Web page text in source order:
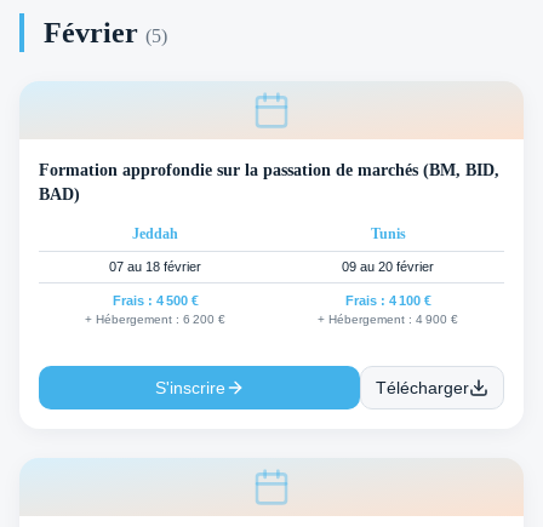
Février (5)
Formation approfondie sur la passation de marchés (BM, BID,
BAD)
Jeddah Tunis
07 au 18 février 09 au 20 février
Frais : 4 500 €
+ Hébergement : 6 200 €
Frais : 4 100 €
+ Hébergement : 4 900 €
S'inscrire Télécharger